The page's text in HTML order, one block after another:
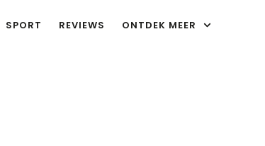
SPORT REVIEWS ONTDEK MEER